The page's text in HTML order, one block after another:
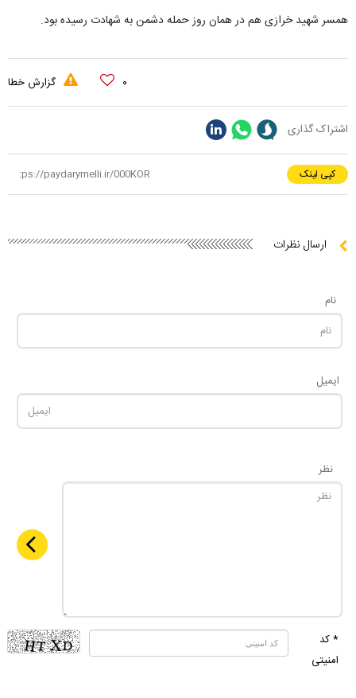
همسر شهید خرازی هم در همان روز حمله دشمن به شهادت رسیده بود.
۰ گزارش خطا
اشتراک گذاری
کپی لینک
ارسال نظرات
نام
ایمیل
نظر
* کد
امنیتی